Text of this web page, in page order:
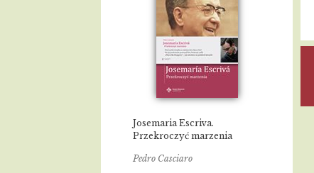
Josemaria Escriva.
Przekroczyć marzenia
Pedro Casciaro